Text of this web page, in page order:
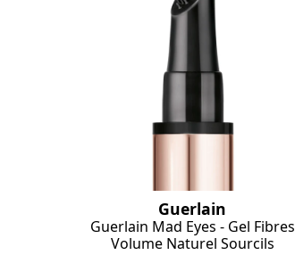
Guerlain
Guerlain Mad Eyes - Gel Fibres
Volume Naturel Sourcils